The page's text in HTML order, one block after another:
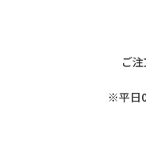
ご
※平日